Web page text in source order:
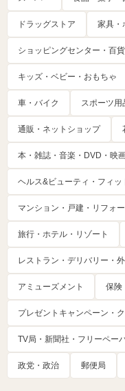
ドラッグストア 家具・
ショッピングセンター・百
キッズ・ベビー・おもちゃ
車・バイク スポーツ用
通販・ネットショップ
本・雑誌・音楽・DVD・映
ヘルス&ビューティ・フィッ
マンション・戸建・リフォ
旅行・ホテル・リゾート
レストラン・デリバリー・
アミューズメント 保険
プレゼントキャンペーン・
TV局・新聞社・フリーペー
政党・政治 郵便局